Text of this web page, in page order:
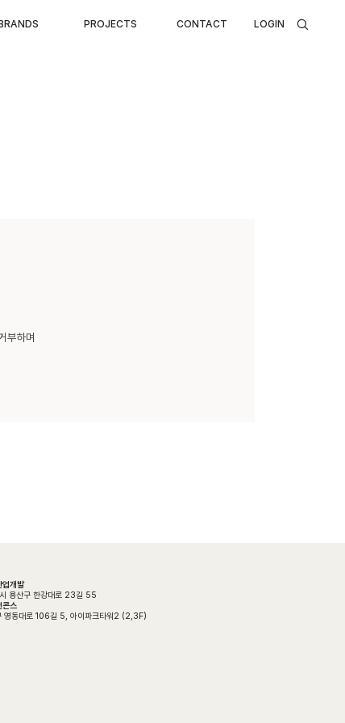
PROJECTS CONTACT LOGIN Search
부하며
개발
용산구 한강대로 23길 55
스
영동대로 106길 5, 아이파크타워2 (2,3F)